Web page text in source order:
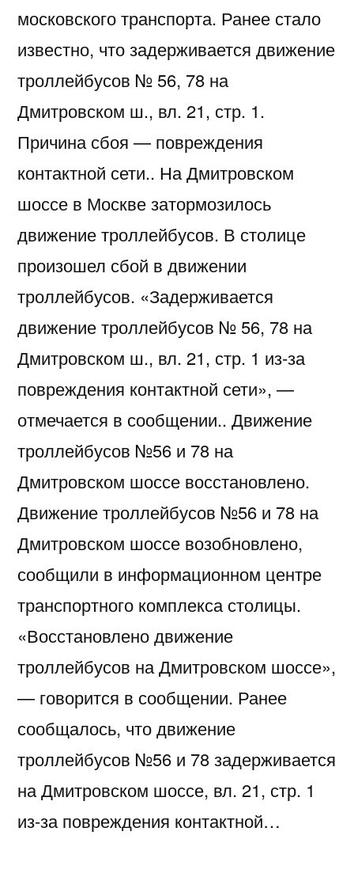
московского транспорта. Ранее стало
известно, что задерживается движение
троллейбусов № 56, 78 на
Дмитровском ш., вл. 21, стр. 1.
Причина сбоя — повреждения
контактной сети.. На Дмитровском
шоссе в Москве затормозилось
движение троллейбусов. В столице
произошел сбой в движении
троллейбусов. «Задерживается
движение троллейбусов № 56, 78 на
Дмитровском ш., вл. 21, стр. 1 из-за
повреждения контактной сети», —
отмечается в сообщении.. Движение
троллейбусов №56 и 78 на
Дмитровском шоссе восстановлено.
Движение троллейбусов №56 и 78 на
Дмитровском шоссе возобновлено,
сообщили в информационном центре
транспортного комплекса столицы.
«Восстановлено движение
троллейбусов на Дмитровском шоссе»,
— говорится в сообщении. Ранее
сообщалось, что движение
троллейбусов №56 и 78 задерживается
на Дмитровском шоссе, вл. 21, стр. 1
из-за повреждения контактной…